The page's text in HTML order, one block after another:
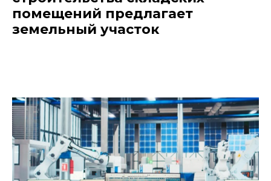
помещений предлагает
земельный участок